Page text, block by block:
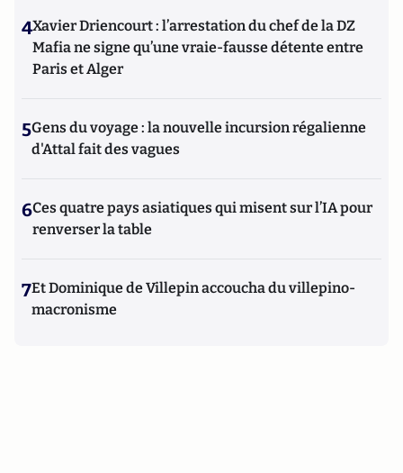
4Xavier Driencourt : l’arrestation du chef de la DZ
Mafia ne signe qu’une vraie-fausse détente entre
Paris et Alger
5Gens du voyage : la nouvelle incursion régalienne
d'Attal fait des vagues
6Ces quatre pays asiatiques qui misent sur l’IA pour
renverser la table
7Et Dominique de Villepin accoucha du villepino-
macronisme